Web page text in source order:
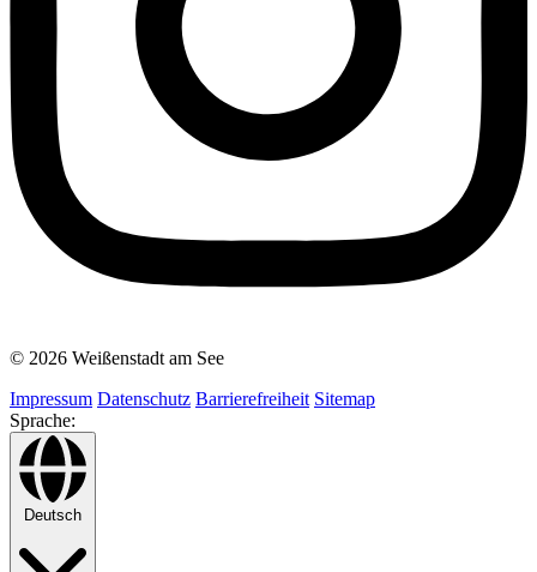
© 2026 Weißenstadt am See
Impressum Datenschutz Barrierefreiheit Sitemap
Sprache:
Deutsch